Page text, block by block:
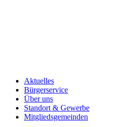
Aktuelles
Bürgerservice
Über uns
Standort & Gewerbe
Mitgliedsgemeinden